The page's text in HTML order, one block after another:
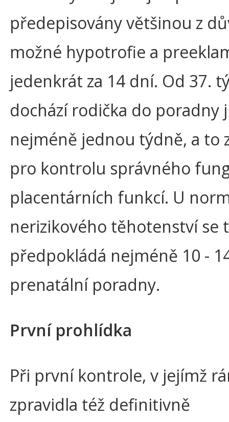
předepisovány většinou z
možné hypotrofie a
jedenkrát za 14 dní. Od 37.
dochází rodička do poradny
nejméně jednou týdně, a to
pro kontrolu správného
placentárních funkcí. U
nerizikového těhotenství se
předpokládá nejméně 10 -
prenatální poradny.
První prohlídka
Při první kontrole, v jejímž
zpravidla též definitivně